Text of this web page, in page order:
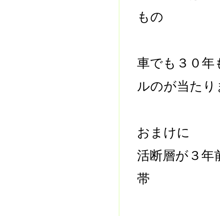
もの
車でも３０年
ルのが当た
おまけに
活断層が３
帯